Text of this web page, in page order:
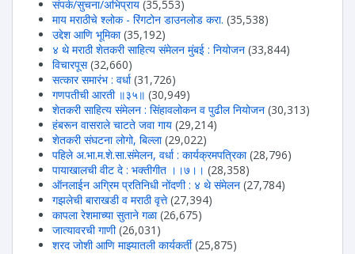
संपर्क/सुचना/अभिप्राय (35,553)
माय मराठीचे श्लोक - रिंगटोन डाउनलोड करा. (35,538)
उद्देश आणि भूमिका (35,192)
४ थे मराठी शेतकरी साहित्य संमेलन मुंबई : नियोजन (33,844)
विचारपूस (32,660)
सत्कार समारंभ : वर्धा (31,726)
गणपतीची आरती ॥३५॥ (30,949)
शेतकरी साहित्य संमेलन : सिंहावलोकन व पुढील नियोजन (30,313)
हंबरून वासराले चाटते जवा गाय (29,214)
शेतकरी संघटना लोगो, बिल्ला (29,022)
पहिले अ.भा.म.शे.सा.संमेलन, वर्धा : कार्यक्रमपत्रिका (28,796)
पायाखालची वीट दे : भक्तीगीत ।।७।। (28,358)
ऑनलाईन अग्रिम प्रतिनिधी नोंदणी : ४ थे संमेलन (27,784)
गझलेची बाराखडी व मराठी वृत्ते (27,394)
कापला रेशमाच्या सुताने गळा (26,675)
जात्यावरची गाणी (26,031)
शरद जोशी आणि माझ्यातली कार्यकर्ती (25,875)